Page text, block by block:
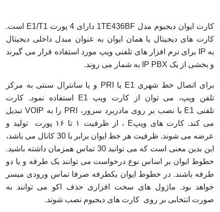
کارت ایوان دیجیوم مدل 1TE436BF دارای 4 پورت E1/T1
است.
کارت های دیجیتال یا همان ایوان به عنوان مبدل داخلی دیجیتال
به IP
برای نرم افزار های تلفنی ویپ مورد استفاده قرار می گیرند
و بخشی از یک IP PBX به شمار می روند.
برای اتصال خط شهری E1 یا PRI و یا سانترال سنتی به مرکز
تلفن ویپ، می توان از کارت ویپ E1
استفاده نمود. کارت
تلفنی E1 با نصب بر روی مادربرد سرور، PRI را به VOIP تبدیل
می کند. کارت های ویپE
، از ظرفیت ۱ تا ۱۶ پورت تولید و
عرضه می شوند. ظرفیت هر خط ایوان برابر با 30 کانال می باشد،
این بدین معنی است که می توانید 30 تماس همزمان داشته باشید.
خطوط ایوان بر اساس نوع درخواست می توانند یک طرفه و یا دو
طرفه باشند. در خطوط ایوان یکطرفه صرفا تماس ورودی میسر
خواهد بود. ماژول های سخت افزاری حذف اکو می توانند به
صورت انتخابی بر روی کارت های دیجیوم نصب شوند.